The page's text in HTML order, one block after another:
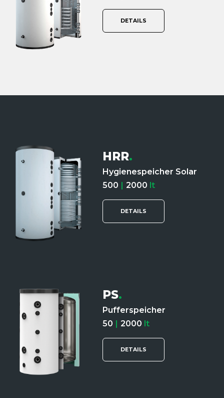
DETAILS
HRR.
Hygienespeicher Solar
500 | 2000 lt
DETAILS
PS.
Pufferspeicher
50 | 2000 lt
DETAILS